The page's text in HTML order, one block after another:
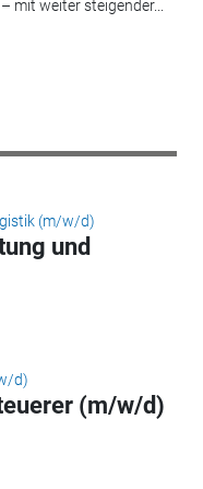
mit weiter steigender...
und
(m/w/d)